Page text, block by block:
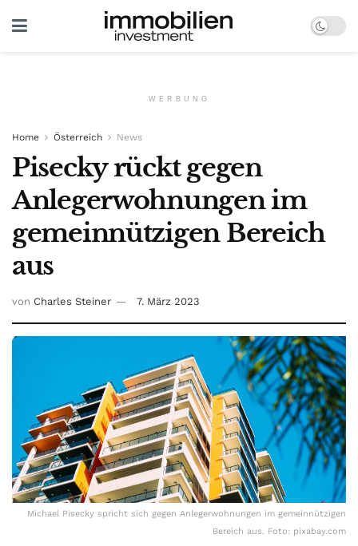
WERBUNG
Home Österreich News
Pisecky rückt gegen
Anlegerwohnungen im
gemeinnützigen Bereich
aus
von Charles Steiner 7. März 2023
Michael Pisecky spricht sich gegen Anlegerwohnungen im gemeinnützigen
Bereich aus. Foto: pixabay.com